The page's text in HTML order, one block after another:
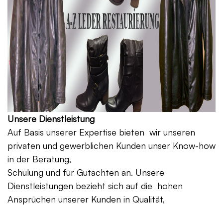
Unsere Dienstleistung
Auf Basis unserer Expertise bieten wir unseren
privaten und gewerblichen Kunden unser Know-how
in der Beratung,
Schulung und für Gutachten an. Unsere
Dienstleistungen bezieht sich auf die hohen
Ansprüchen unserer Kunden in Qualität,